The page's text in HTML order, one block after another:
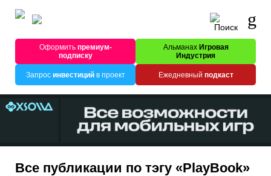
Оформитьпремиум-
подписку
Альманах Игровая
Индустрия
Запрос инвестицийв проект Ежедневный подкаст
Все публикации по тэгу «PlayBook»